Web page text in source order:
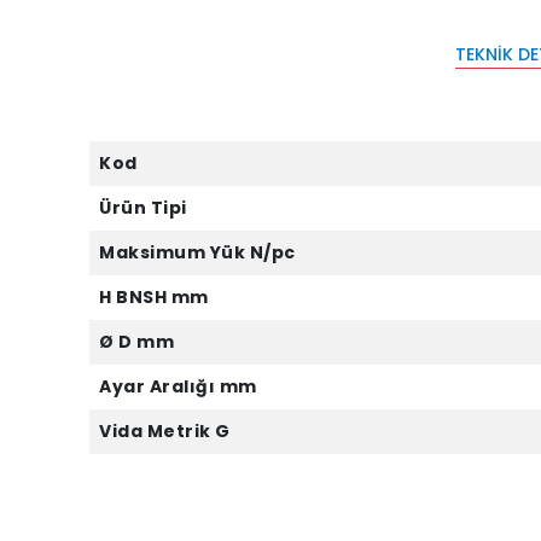
TEKNIK
Kod
Ürün Tipi
Maksimum Yük N/pc
H BNSH mm
Ø D mm
Ayar Aralığı mm
Vida Metrik G